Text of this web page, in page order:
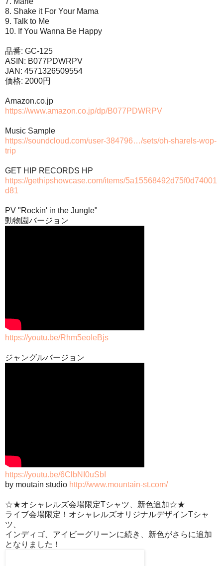
8. Shake it For Your Mama
9. Talk to Me
10. If You Wanna Be Happy
品番: GC-125
ASIN: B077PDWRPV
JAN: 4571326509554
価格: 2000円
Amazon.co.jp
https://www.amazon.co.jp/dp/B077PDWRPV
Music Sample
https://soundcloud.com/user-384796…/sets/oh-sharels-wop-
trip
GET HIP RECORDS HP
https://gethipshowcase.com/items/5a15568492d75f0d74001
d81
PV "Rockin' in the Jungle"
動物園バージョン
https://youtu.be/Rhm5eoIeBjs
ジャングルバージョン
https://youtu.be/6ClbNI0uSbI
by moutain studio http://www.mountain-st.com/
☆★オシャレルズ会場限定Tシャツ、新色追加☆★
ライブ会場限定！オシャレルズオリジナルデザインTシャ
ツ、
インディゴ、アイビーグリーンに続き、新色がさらに追加
となりました！